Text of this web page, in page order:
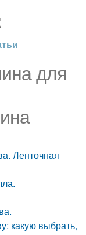
для
Ленточная
какую выбрать,